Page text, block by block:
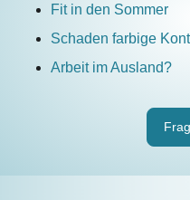
Fit in den Sommer
Schaden farbige
Arbeit im Ausland?